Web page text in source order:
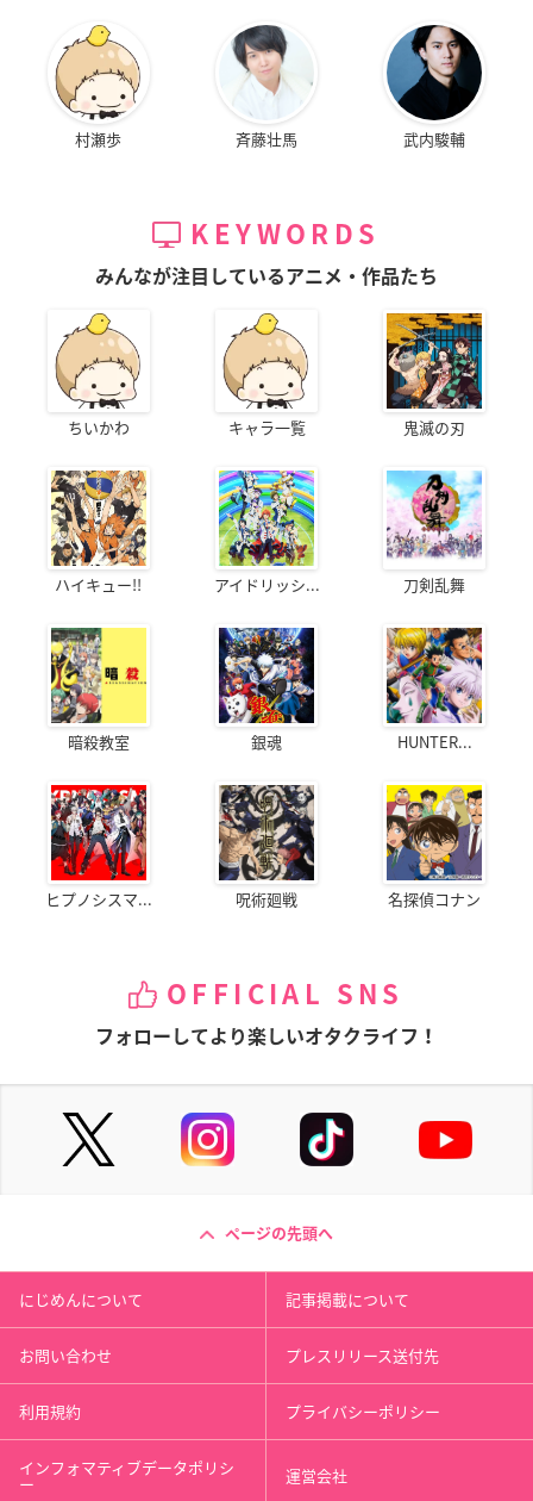
村瀬歩 斉藤壮馬 武内駿輔
KEYWORDS
みんなが注目しているアニメ・作品たち
ちいかわ キャラ一覧 鬼滅の刃
ハイキュー!! アイドリッシ... 刀剣乱舞
暗殺教室 銀魂 HUNTER...
ヒプノシスマ... 呪術廻戦 名探偵コナン
OFFICIAL SNS
フォローしてより楽しいオタクライフ！
ページの先頭へ
にじめんについて 記事掲載について
お問い合わせ プレスリリース送付先
利用規約 プライバシーポリシー
インフォマティブデータポリシ
ー 運営会社